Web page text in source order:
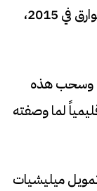
كوسيط في نزاعات مثل اتفاق السلام مع الطوارق في 2015،
إسقاط طائرة مسيرة مالية في 2024، وسحب هذه
لما وصفته
تمويل ميليشيات